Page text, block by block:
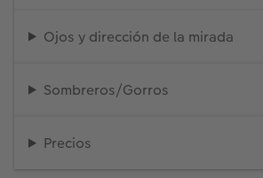
Ojos y dirección de la mirada
Sombreros/Gorros
Precios